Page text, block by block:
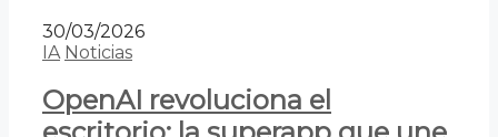
30/03/2026
IA Noticias
OpenAI revoluciona el